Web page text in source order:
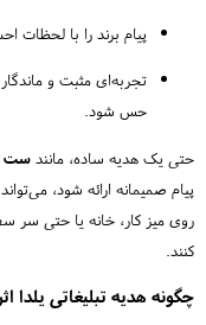
پیام برند را با لحظات
تجربه‌ای مثبت و
حس شود.
حتی یک هدیه ساده، مانند ست
پیام صمیمانه ارائه شود،
روی میز کار، خانه یا حتی سر
کنند.
چگونه هدیه تبلیغاتی یلدا